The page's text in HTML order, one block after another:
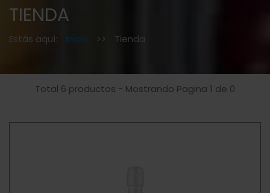
TIENDA
Estás aquí: Inicio >> Tienda
Total 6 productos - Mostrando Pagina 1 de 0